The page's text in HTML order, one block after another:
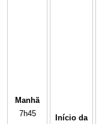
Manhã
7h45
Início da